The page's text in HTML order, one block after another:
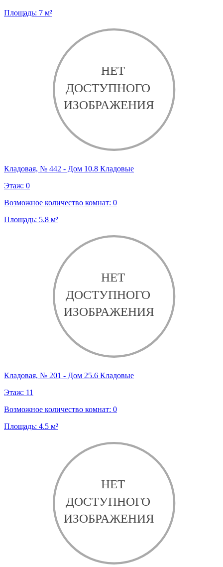
Площадь: 7 м²
Кладовая, № 442 - Дом 10.8 Кладовые
Этаж: 0
Возможное количество комнат: 0
Площадь: 5.8 м²
Кладовая, № 201 - Дом 25.6 Кладовые
Этаж: 11
Возможное количество комнат: 0
Площадь: 4.5 м²